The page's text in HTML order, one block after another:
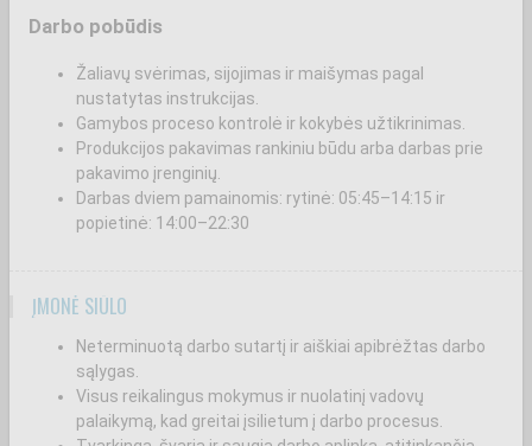
Darbo pobūdis
Žaliavų svėrimas, sijojimas ir maišymas pagal
nustatytas instrukcijas.
Gamybos proceso kontrolė ir kokybės užtikrinimas.
Produkcijos pakavimas rankiniu būdu arba darbas prie
pakavimo įrenginių.
Darbas dviem pamainomis: rytinė: 05:45–14:15 ir
popietinė: 14:00–22:30
ĮMONĖ SIŪLO
Neterminuotą darbo sutartį ir aiškiai apibrėžtas darbo
sąlygas.
Visus reikalingus mokymus ir nuolatinį vadovų
palaikymą, kad greitai įsilietum į darbo procesus.